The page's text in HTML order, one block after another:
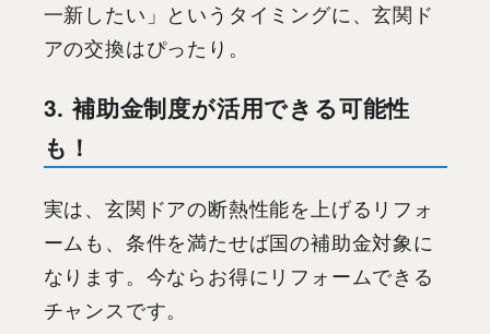
一新したい」というタイミングに、玄関ド
アの交換はぴったり。
3. 補助金制度が活用できる可能性
も！
実は、玄関ドアの断熱性能を上げるリフォ
ームも、条件を満たせば国の補助金対象に
なります。今ならお得にリフォームできる
チャンスです。